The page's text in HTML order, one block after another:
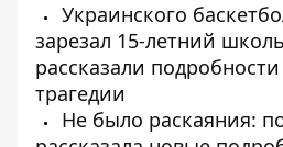
Украинского
зарезал 15-летний
рассказали
трагедии
Не было раскаяния: